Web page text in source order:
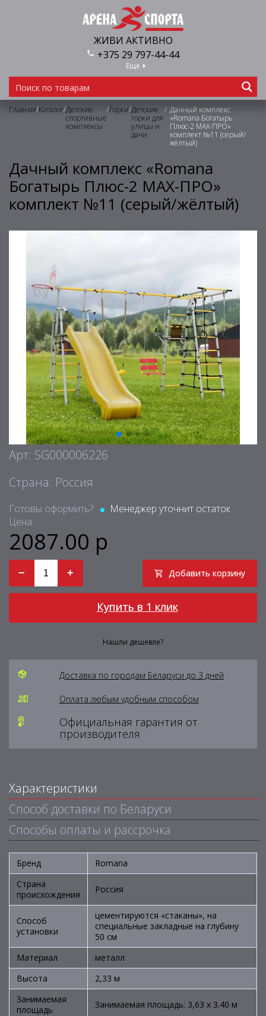
ЖИВИ АКТИВНО
+375 29 797-44-44
Еще
Главная/Каталог/Детские
спортивные
комплексы
/Горки/Детские
горки для
улицы и
дачи
/ Дачный комплекс
«Romana Богатырь
Плюс-2 МАХ-ПРО»
комплект №11 (серый/
жёлтый)
Дачный комплекс «Romana
Богатырь Плюс-2 МАХ-ПРО»
комплект №11 (серый/жёлтый)
Арт: SG000006226
Страна: Россия
Готовы оформить?:
Менеджер уточнит остаток
Цена:
2087.00 р
− + Добавить корзину
Купить в 1 клик
Нашли дешевле?
Доставка по городам Беларуси до 3 дней
Оплата любым удобным способом
Официальная гарантия от
производителя
Характеристики
Способ доставки по Беларуси
Способы оплаты и рассрочка
Бренд
Romana
Страна
происхождения
Россия
Способ
установки
цементируются «стаканы», на
специальные закладные на глубину
50 см
Материал
металл
Высота
2,33 м
Занимаемая
площадь
Занимаемая площадь: 3,63 х 3.40 м